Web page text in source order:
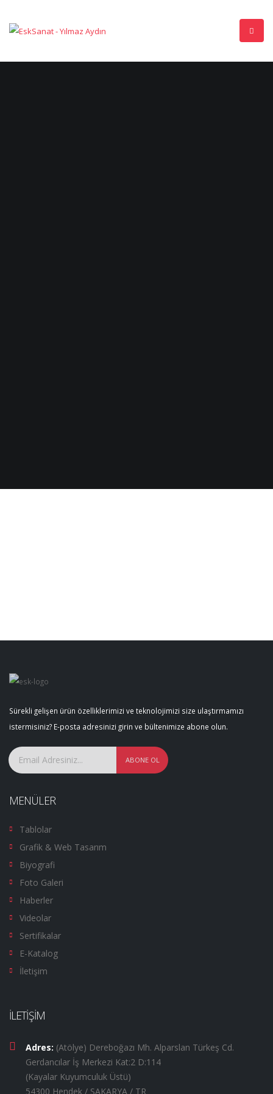
Sürekli gelişen ürün özelliklerimizi ve teknolojimizi size ulaştırmamızı
istermisiniz? E-posta adresinizi girin ve bültenimize abone olun.
MENÜLER
Tablolar
Grafik & Web Tasarım
Biyografi
Foto Galeri
Haberler
Videolar
Sertifikalar
E-Katalog
İletişim
İLETİŞİM
Adres: (Atölye) Dereboğazı Mh. Alparslan Türkeş Cd.
Gerdancılar İş Merkezi Kat:2 D:114
(Kayalar Kuyumculuk Üstü)
54300 Hendek / SAKARYA / TR